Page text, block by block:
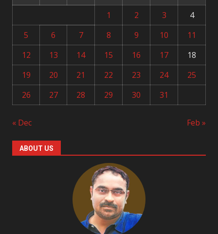
1
2 3
4
5
6 7 8 9 10
11
12
13 14 15 16 17
18
19
20 21 22 23 24
25
26
27 28 29 30 31
« Dec Feb »
ABOUT US